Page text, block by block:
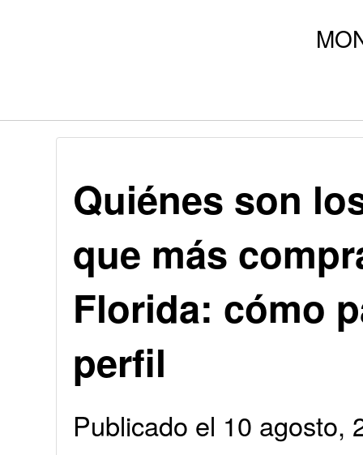
Quiénes son
que más
Florida: cómo
perfil
Publicado el 10 agosto,